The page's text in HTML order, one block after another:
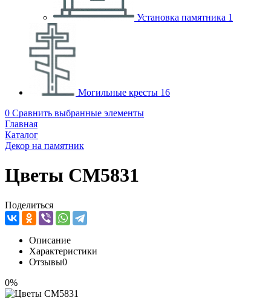
Установка памятника 1
Могильные кресты 16
0 Сравнить выбранные элементы
Главная
Каталог
Декор на памятник
Цветы CM5831
Поделиться
Описание
Характеристики
Отзывы0
0%